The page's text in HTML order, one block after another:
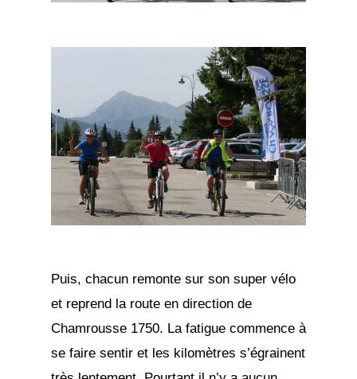
Puis, chacun remonte sur son super vélo
et reprend la route en direction de
Chamrousse 1750. La fatigue commence à
se faire sentir et les kilomètres s’égrainent